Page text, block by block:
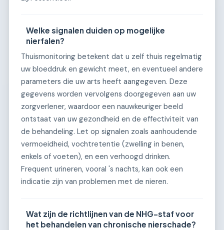
Welke signalen duiden op mogelijke
nierfalen?
Thuismonitoring betekent dat u zelf thuis regelmatig
uw bloeddruk en gewicht meet, en eventueel andere
parameters die uw arts heeft aangegeven. Deze
gegevens worden vervolgens doorgegeven aan uw
zorgverlener, waardoor een nauwkeuriger beeld
ontstaat van uw gezondheid en de effectiviteit van
de behandeling. Let op signalen zoals aanhoudende
vermoeidheid, vochtretentie (zwelling in benen,
enkels of voeten), en een verhoogd drinken.
Frequent urineren, vooral 's nachts, kan ook een
indicatie zijn van problemen met de nieren.
Wat zijn de richtlijnen van de NHG-staf voor
het behandelen van chronische nierschade?